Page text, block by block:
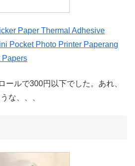
Paper Thermal Adhesive
Pocket Photo Printer Paperang
Papers
ールで300円以下でした。あれ、
な、、、